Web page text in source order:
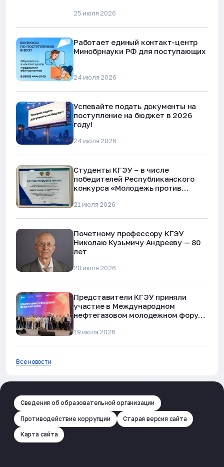
25 июля 2026
Работает единый контакт-центр
Минобрнауки РФ для поступающих
24 июля 2026
Успевайте подать документы на
поступление на бюджет в 2026
году!
24 июля 2026
Студенты КГЭУ – в числе
победителей Республиканского
конкурса «Молодежь против
мошенничества»
21 июля 2026
Почетному профессору КГЭУ
Николаю Кузьмичу Андрееву — 80
лет
20 июля 2026
Представители КГЭУ приняли
участие в Международном
нефтегазовом молодежном форуме
19 июля 2026
Все новости
Сведения об образовательной организации
Противодействие коррупции Старая версия сайта
Карта сайта